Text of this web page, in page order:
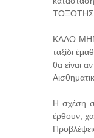
ΤΟΞΟΤΗΣ
ΚΑΛΟ
ταξίδι
θα είναι
Η σχέση
έρθουν,